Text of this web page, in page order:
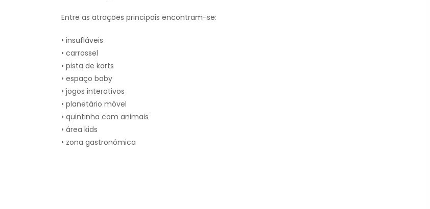
Entre as atrações principais encontram-se:
• insufláveis
• carrossel
• pista de karts
• espaço baby
• jogos interativos
• planetário móvel
• quintinha com animais
• área kids
• zona gastronómica